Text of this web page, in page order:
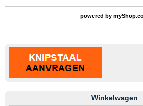
powered by
Winkelwagen